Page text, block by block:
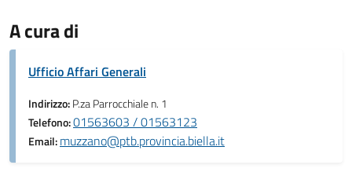
A cura di
Ufficio Affari Generali
Indirizzo:P.za Parrocchiale n. 1
Telefono:01563603 / 01563123
Email:muzzano@ptb.provincia.biella.it